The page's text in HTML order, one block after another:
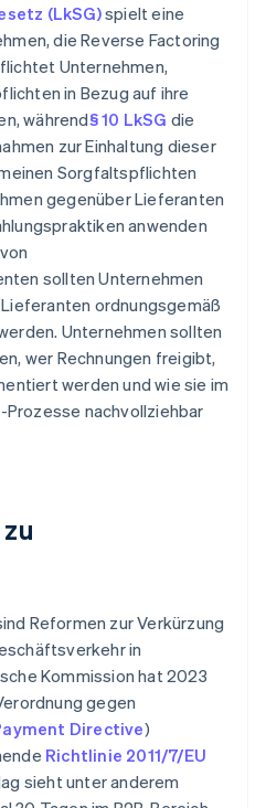
(LkSG)spielt eine
die Reverse Factoring
Unternehmen,
in Bezug auf ihre
während§ 10 LkSG die
zur Einhaltung dieser
Sorgfaltspflichten
gegenüber Lieferanten
anwenden
sollten Unternehmen
ordnungsgemäß
Unternehmen sollten
wer Rechnungen freigibt,
werden und wie sie im
Prozesse nachvollziehbar
Reformen zur Verkürzung
in
Kommission hat 2023
gegen
Directive)
Richtlinie 2011/7/EU
sieht unter anderem